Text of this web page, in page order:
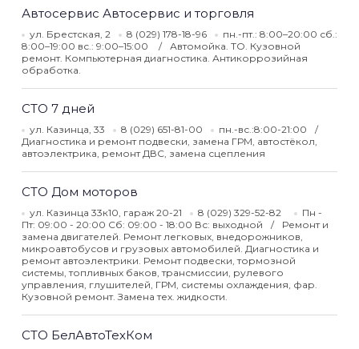
Автосервис Автосервис и торговля
ул. Брестская, 2 8 (029) 178-18-96
пн.-пт.: 8:00–20:00 сб.:
8:00–19:00 вс.: 9:00–15:00
Автомойка. ТО. Кузовной
ремонт. Компьютерная диагностика. Антикоррозийная
обработка.
СТО 7 дней
ул. Казинца, 33 8 (029) 651-81-00
пн.-вс.:8:00-21:00
Диагностика и ремонт подвески, замена ГРМ, автостёкол,
автоэлектрика, ремонт ДВС, замена сцепления
СТО Дом моторов
ул. Казинца 33к10, гараж 20-21 8 (029) 329-52-82
Пн -
Пт: 09:00 - 20:00 Сб: 09:00 - 18:00 Вс: выходной
Ремонт и
замена двигателей. Ремонт легковых, внедорожников,
микроавтобусов и грузовых автомобилей. Диагностика и
ремонт автоэлектрики. Ремонт подвески, тормозной
системы, топливных баков, трансмиссии, рулевого
управления, глушителей, ГРМ, системы охлаждения, фар.
Кузовной ремонт. Замена тех. жидкости.
СТО БелАвтоТехКом